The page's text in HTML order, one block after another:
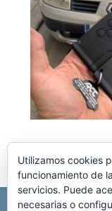
Utilizamos cookies
funcionamiento de
servicios. Puede
necesarias o